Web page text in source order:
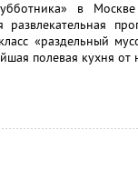
в
«раздельный
полевая кухня